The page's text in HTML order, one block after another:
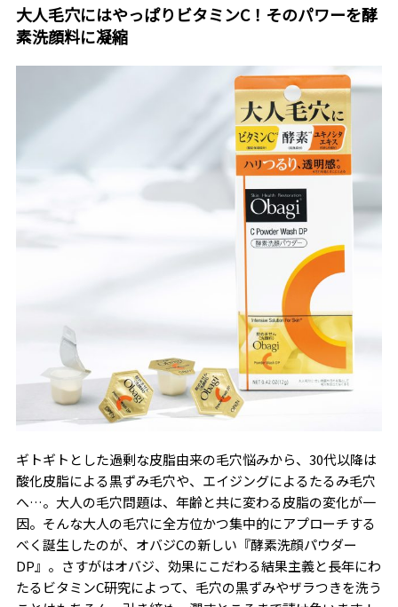
大人毛穴にはやっぱりビタミンC！そのパワーを酵
素洗顔料に凝縮
ギトギトとした過剰な皮脂由来の毛穴悩みから、30代以降は
酸化皮脂による黒ずみ毛穴や、エイジングによるたるみ毛穴
へ…。大人の毛穴問題は、年齢と共に変わる皮脂の変化が一
因。そんな大人の毛穴に全方位かつ集中的にアプローチする
べく誕生したのが、オバジCの新しい『酵素洗顔パウダー
DP』。さすがはオバジ、効果にこだわる結果主義と長年にわ
たるビタミンC研究によって、毛穴の黒ずみやザラつきを洗う